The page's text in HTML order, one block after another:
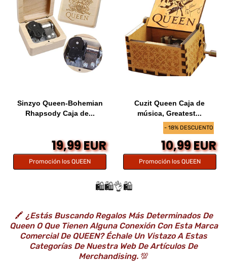
Sinzyo Queen-Bohemian
Rhapsody Caja de...
19,99 EUR
Promoción los QUEEN
- 18% DESCUENTO
Cuzit Queen Caja de
música, Greatest...
10,99 EUR
Promoción los QUEEN
🛍️🛍️👌🛍️
🖍️ ¿Estás Buscando Regalos Más Determinados De
Queen O Que Tienen Alguna Conexión Con Esta Marca
Comercial De QUEEN? Échale Un Vistazo A Estas
Categorías De Nuestra Web De Artículos De
Merchandising. 💯